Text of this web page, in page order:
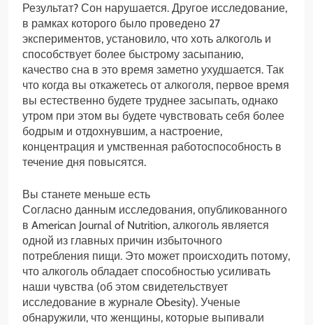
Результат? Сон нарушается. Другое исследование,
в рамках которого было проведено 27
экспериментов, установило, что хоть алкоголь и
способствует более быстрому засыпанию,
качество сна в это время заметно ухудшается. Так
что когда вы откажетесь от алкоголя, первое время
вы естественно будете труднее засыпать, однако
утром при этом вы будете чувствовать себя более
бодрым и отдохнувшим, а настроение,
концентрация и умственная работоспособность в
течение дня повысятся.
Вы станете меньше есть
Согласно данным исследования, опубликованного
в American Journal of Nutrition, алкоголь является
одной из главных причин избыточного
потребления пищи. Это может происходить потому,
что алкоголь обладает способностью усиливать
наши чувства (об этом свидетельствует
исследование в журнале Obesity). Ученые
обнаружили, что женщины, которые выпивали